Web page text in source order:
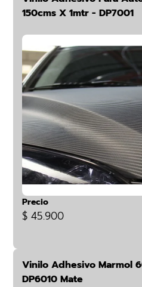
150cms X 1mtr - DP7001
Precio
$ 45.900
Vinilo Adhesivo Marmol
DP6010 Mate